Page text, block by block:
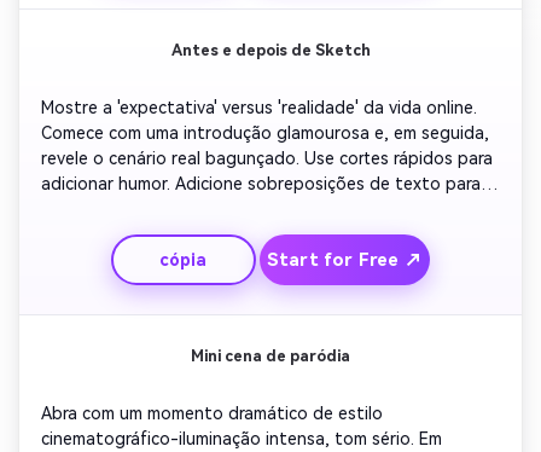
Antes e depois de Sketch
Mostre a 'expectativa' versus 'realidade' da vida online.
Comece com uma introdução glamourosa e, em seguida,
revele o cenário real bagunçado. Use cortes rápidos para
adicionar humor. Adicione sobreposições de texto para
autoconsciente encorajando a autenticidade. Funciona
muito bem para criadores que postam comédias de estilo
cópia Start for Free ↗
Mini cena de paródia
Abra com um momento dramático de estilo
cinematográfico-iluminação intensa, tom sério. Em